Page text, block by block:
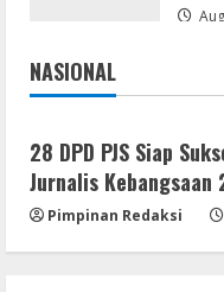
NASIONAL
Jakarta
28 DPD PJS Siap
Jurnalis Kebangsaan
Pimpinan Redaksi